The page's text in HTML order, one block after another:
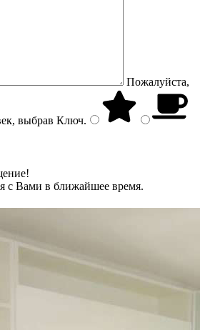
Пожалуйста,
выбрав Ключ.
с Вами в ближайшее время.